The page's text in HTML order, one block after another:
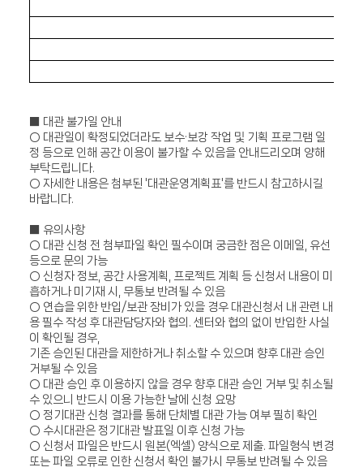
대관 불가일 안내
○ 대관일이 확정되었더라도 보수·보강 작업 및 기획 프로그램 일
정 등으로 인해 공간 이용이 불가할 수 있음을 안내드리오며 양해
부탁드립니다.
○ 자세한 내용은 첨부된 '대관운영계획표'를 반드시 참고하시길
바랍니다.
유의사항
○ 대관 신청 전 첨부파일 확인 필수이며 궁금한 점은 이메일 유선
등으로 문의 가능
○ 신청자 정보 공간 사용계획
프로젝트 계획 등 신청서 내용이 미
흡하거나 미기재 시
무통보 반려될 수 있음
○ 연습을 위한 반입/보관 장비가 있을 경우 대관신청서 내 관련 내
용 필수 작성 후 대관담당자와 협의 . 센터와 협의 없이 반입한 사실
이 확인될 경우
기존 승인된 대관을 제한하거나 취소할 수 있으며 향후 대관 승인
거부될 수 있음
○ 대관 승인 후 이용하지 않을 경우 향후 대관 승인 거부 및 취소될
수 있으니 반드시 이용 가능한 날에 신청 요망
○ 정기대관 신청 결과를 통해 단체별 대관 가능 여부 필히 확인
○ 수시대관은 정기대관 발표일 이후 신청 가능
○ 신청서 파일은 반드시 원본(엑셀) 양식으로 제출. 파일형식 변경
또는 파일 오류로 인한 신청서 확인 불가시 무통보 반려될 수 있음